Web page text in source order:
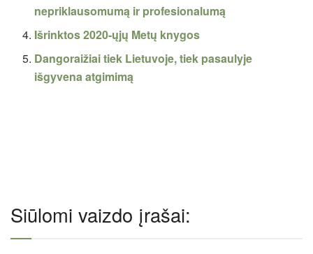
nepriklausomumą ir profesionalumą
Išrinktos 2020-ųjų Metų knygos
Dangoraižiai tiek Lietuvoje, tiek pasaulyje
išgyvena atgimimą
Siūlomi vaizdo įrašai: